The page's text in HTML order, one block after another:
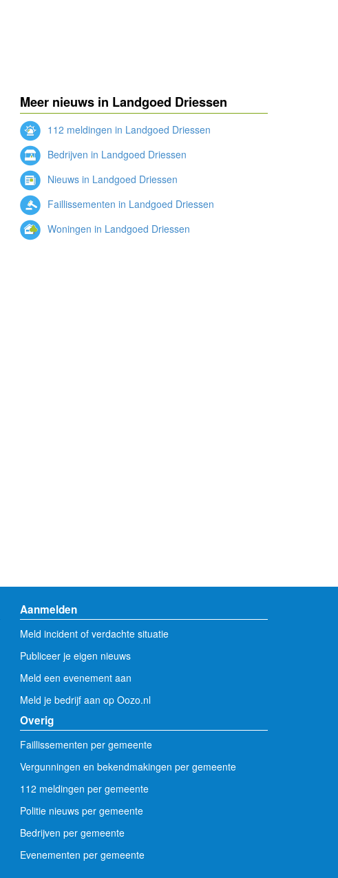
Meer nieuws in Landgoed Driessen
112 meldingen in Landgoed Driessen
Bedrijven in Landgoed Driessen
Nieuws in Landgoed Driessen
Faillissementen in Landgoed Driessen
Woningen in Landgoed Driessen
Aanmelden
Meld incident of verdachte situatie
Publiceer je eigen nieuws
Meld een evenement aan
Meld je bedrijf aan op Oozo.nl
Overig
Faillissementen per gemeente
Vergunningen en bekendmakingen per gemeente
112 meldingen per gemeente
Politie nieuws per gemeente
Bedrijven per gemeente
Evenementen per gemeente